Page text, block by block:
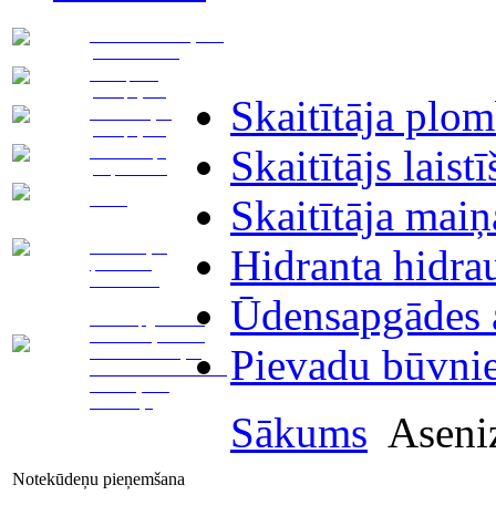
Ūdensapgādes un
vietas norobežošana.
Skaitītāja
Skaitītājs
Skaitītāja
Hidranta
Pievadu
Sākums
Notekūdeņu pieņemšana